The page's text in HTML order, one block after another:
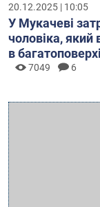
20.12.2025 | 10:05
У Мукачеві
чоловіка, який
в
7049 6